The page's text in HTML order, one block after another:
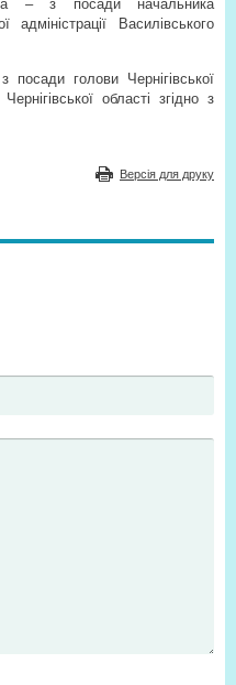
– з посади начальника
адміністрації Василівського
голови Чернігівської
області згідно з
Версія для друку